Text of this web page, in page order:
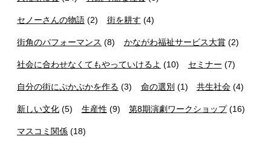
セノーさんの物語 (2) 街を耕す (4)
街角のパフォーマンス (8) かながわ福祉サービス大賞(2)
社会に合わせなくてもやっていけるよ (10) セミナー (7)
自分の街にぷかぷかを作る (3) 命の選別 (1) 共生社会 (4)
新しい文化 (5) 生産性 (9) 第8期演劇ワークショップ(16)
マスコミ関係 (18)